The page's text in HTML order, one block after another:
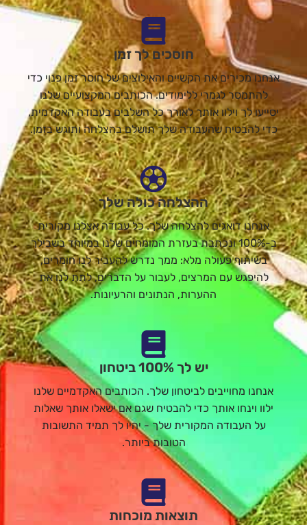
חוסכים לך זמן
אנחנו מכירים את הקשיים והאילוצים של חוסר זמן פנוי כדי
להתמסר לגמרי ללימודים. הכותבים המקצועיים שלנו
יסייעו לך וילוו אותך לאורך כל השלבים בעבודה האקדמית,
כדי להבטיח שהעבודה שלך תושלם בהצלחה ותוגש בזמן.
ההצלחה כולה שלך
אנחנו דואגים להצלחה שלך. כל עבודה אצלנו מקורית
ב-100% ונכתבת בעזרת המומחים שלנו במיוחד בשבילך
בשיתוף פעולה מלא: ממך נדרש להעביר לנו חומרים,
להיפגש עם המרצים, לעבור על הדברים, לתת לנו את
ההערות, הנתונים והרעיונות.
יש לך 100% ביטחון
אנחנו מחוייבים לביטחון שלך. הכותבים האקדמיים שלנו
ילוו וינחו אותך כדי להבטיח שגם אם ישאלו אותך שאלות
על העבודה המקורית שלך - יהיו לך תמיד התשובות
הטובות ביותר.
תוצאות מוכחות